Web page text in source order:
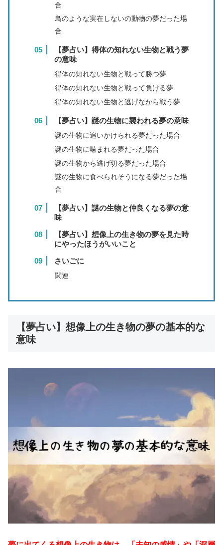
合
鳥のような実在しないの動物の夢だった場
合
【夢占い】得体の知れない生物と戦う夢
の意味
得体の知れない生物と戦って勝つ夢
得体の知れない生物と戦って負ける夢
得体の知れない生物と逃げながら戦う夢
【夢占い】謎の生物に襲われる夢の意味
謎の生物に追いかけられる夢だった場合
謎の生物に噛まれる夢だった場合
謎の生物から逃げ切る夢だった場合
謎の生物に食べられそうになる夢だった場
合
【夢占い】謎の生物と仲良くなる夢の意
味
【夢占い】想像上の生き物の夢を見た時
にやったほうがいいこと
さいごに
関連
【夢占い】想像上の生き物の夢の基本的な
意味